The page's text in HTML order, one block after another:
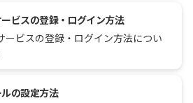
ビスの登録・ログイン方法
ービスの登録・ログイン方法につい
の設定方法